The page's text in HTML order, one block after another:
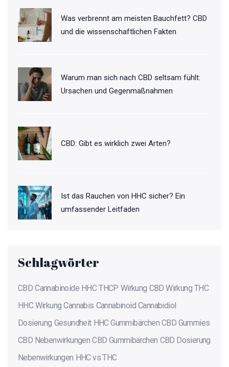
Was verbrennt am meisten Bauchfett? CBD
und die wissenschaftlichen Fakten
Warum man sich nach CBD seltsam fühlt:
Ursachen und Gegenmaßnahmen
CBD: Gibt es wirklich zwei Arten?
Ist das Rauchen von HHC sicher? Ein
umfassender Leitfaden
Schlagwörter
CBD Cannabinoide HHC THCP Wirkung CBD Wirkung THC
HHC Wirkung Cannabis Cannabinoid Cannabidiol
Dosierung Gesundheit HHC Gummibärchen CBD Gummies
CBD Nebenwirkungen CBD Gummibärchen CBD Dosierung
Nebenwirkungen HHC vs THC